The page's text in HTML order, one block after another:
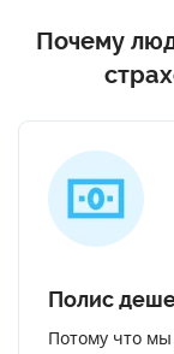
Почему
Полис
Потому что